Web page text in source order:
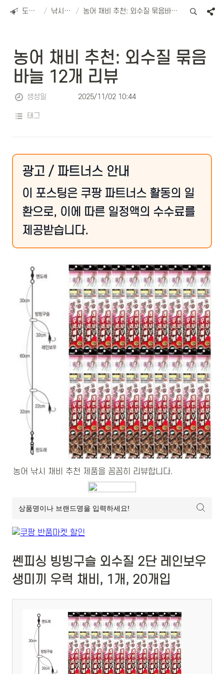
도리피싱 / 낚시용품 / 농어 채비 추천: 외수질 묶음바늘 12개 리뷰
농어 채비 추천: 외수질 묶음
바늘 12개 리뷰
생성일 2025/11/02 10:44
태그
광고 / 파트너스 안내
이 포스팅은 쿠팡 파트너스 활동의 일
환으로, 이에 따른 일정액의 수수료를
제공받습니다.
농어 낚시 채비 추천 제품을 꼼꼼히 리뷰합니다.
쎈피싱 빙빙구슬 외수질 2단 레인보우
생미끼 우럭 채비, 1개, 20개입